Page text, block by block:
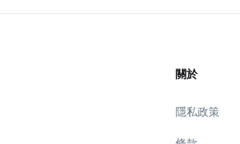
關於
隱私政策